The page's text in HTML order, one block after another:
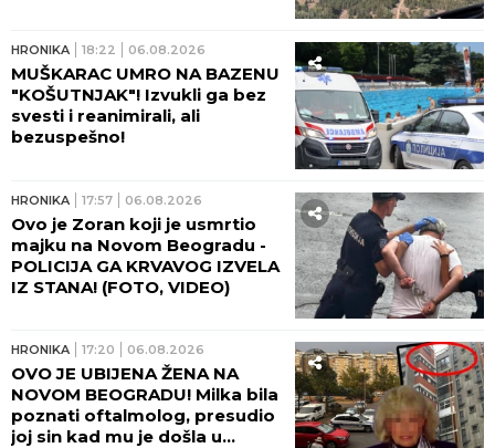
HRONIKA 18:22 06.08.2026
MUŠKARAC UMRO NA BAZENU
"KOŠUTNJAK"! Izvukli ga bez
svesti i reanimirali, ali
bezuspešno!
HRONIKA 17:57 06.08.2026
Ovo je Zoran koji je usmrtio
majku na Novom Beogradu -
POLICIJA GA KRVAVOG IZVELA
IZ STANA! (FOTO, VIDEO)
HRONIKA 17:20 06.08.2026
OVO JE UBIJENA ŽENA NA
NOVOM BEOGRADU! Milka bila
poznati oftalmolog, presudio
joj sin kad mu je došla u